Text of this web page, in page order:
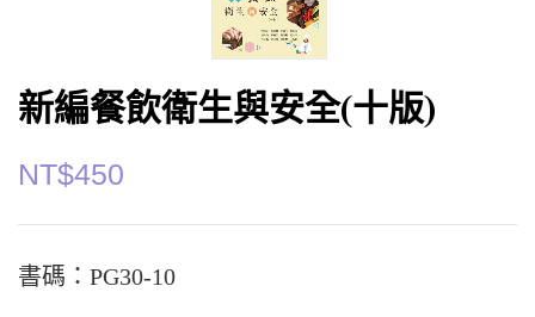
新編餐飲衛生與安全(十版)
NT$450
書碼：PG30-10